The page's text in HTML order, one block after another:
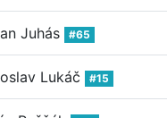
Juhás #65
Lukáč #15